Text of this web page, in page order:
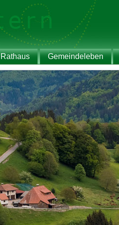
Rathaus Gemeindeleben